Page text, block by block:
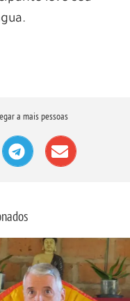
a mais pessoas